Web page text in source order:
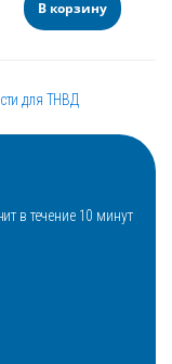
В корзину
для ТНВД
в течение 10 минут